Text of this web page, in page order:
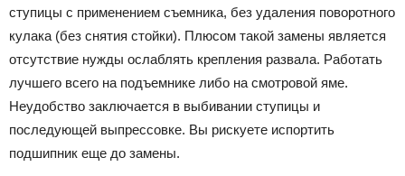
ступицы с применением съемника, без удаления поворотного
кулака (без снятия стойки). Плюсом такой замены является
отсутствие нужды ослаблять крепления развала. Работать
лучшего всего на подъемнике либо на смотровой яме.
Неудобство заключается в выбивании ступицы и
последующей выпрессовке. Вы рискуете испортить
подшипник еще до замены.